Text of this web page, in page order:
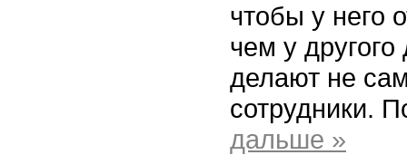
чтобы у него
чем у
делают не
сотрудники.
дальше »